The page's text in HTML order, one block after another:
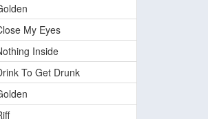
My Eyes
Inside
To Get Drunk